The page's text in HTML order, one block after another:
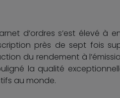
d’ordres s’est élevé à
près de sept fois
du rendement à
la qualité
au monde.